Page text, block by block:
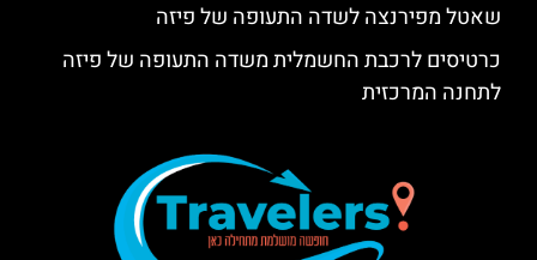
שאטל מפירנצה לשדה התעופה של פיזה
כרטיסים לרכבת החשמלית משדה התעופה של פיזה
לתחנה המרכזית